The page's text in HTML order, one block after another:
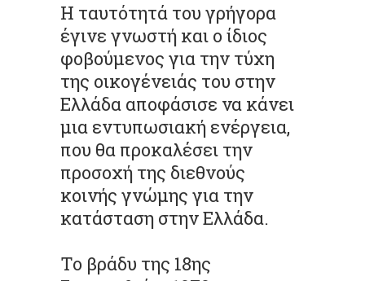
Η ταυτότητά του γρήγορα
έγινε γνωστή και ο ίδιος
φοβούμενος για την τύχη
της οικογένειάς του στην
Ελλάδα αποφάσισε να κάνει
μια εντυπωσιακή ενέργεια,
που θα προκαλέσει την
προσοχή της διεθνούς
κοινής γνώμης για την
κατάσταση στην Ελλάδα.
Το βράδυ της 18ης